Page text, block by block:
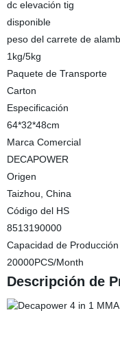
dc elevación tig
disponible
peso del carrete de
1kg/5kg
Paquete de Transporte
Carton
Especificación
64*32*48cm
Marca Comercial
DECAPOWER
Origen
Taizhou, China
Código del HS
8513190000
Capacidad de Producción
20000PCS/Month
Descripción de